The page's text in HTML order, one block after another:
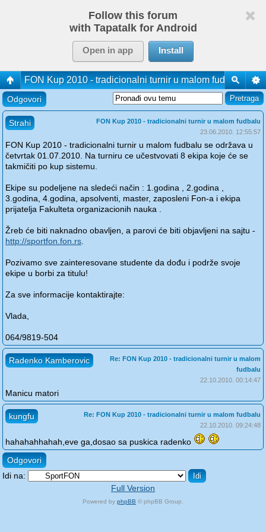
Follow this forum
with Tapatalk for Android
Open in app Install
FON Kup 2010 - tradicionalni turnir u malom fudbalu
Odgovori
Strahi
FON Kup 2010 - tradicionalni turnir u malom fudbalu
23.06.2010. 12:55:57
FON Kup 2010 - tradicionalni turnir u malom fudbalu se održava u
četvrtak 01.07.2010. Na turniru ce učestvovati 8 ekipa koje će se
takmičiti po kup sistemu.
Ekipe su podeljene na sledeći način : 1.godina , 2.godina ,
3.godina, 4.godina, apsolventi, master, zaposleni Fon-a i ekipa
prijatelja Fakulteta organizacionih nauka .
Žreb će biti naknadno obavljen, a parovi će biti objavljeni na sajtu -
http://sportfon.fon.rs
Pozivamo sve zainteresovane studente da dođu i podrže svoje
ekipe u borbi za titulu!
Za sve informacije kontaktirajte:
Vlada,
064/9819-504
Radenko Kamberovic
Re: FON Kup 2010 - tradicionalni turnir u malom
fudbalu
22.10.2010. 00:14:47
Manicu matori
kungfu
Re: FON Kup 2010 - tradicionalni turnir u malom fudbalu
22.10.2010. 09:24:48
hahahahhahah,eve ga,dosao sa puskica radenko
Odgovori
Idi na:
Full Version
Powered by phpBB © phpBB Group.